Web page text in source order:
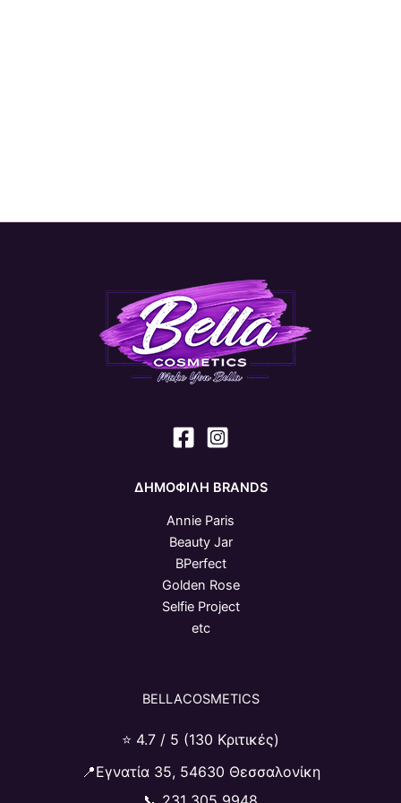
ΔΗΜΟΦΙΛΗ BRANDS
Annie Paris
Beauty Jar
BPerfect
Golden Rose
Selfie Project
etc
BELLACOSMETICS
⭐ 4.7 / 5 (130 Κριτικές)
📍Εγνατία 35, 54630 Θεσσαλονίκη